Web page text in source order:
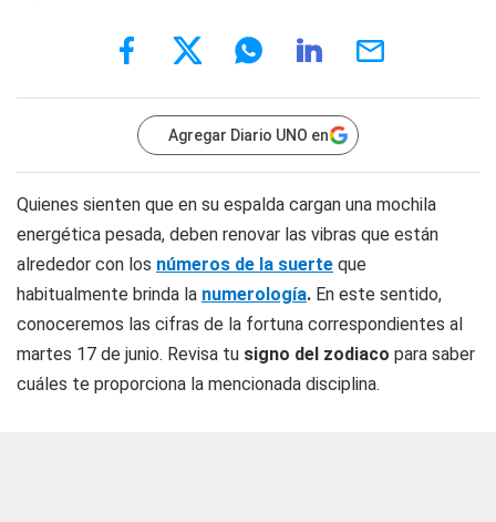
Agregar Diario UNO en
Quienes sienten que en su espalda cargan una mochila
energética pesada, deben renovar las vibras que están
alrededor con los números de la suerte que
habitualmente brinda la numerología. En este sentido,
conoceremos las cifras de la fortuna correspondientes al
martes 17 de junio. Revisa tu signo del zodiaco para saber
cuáles te proporciona la mencionada disciplina.